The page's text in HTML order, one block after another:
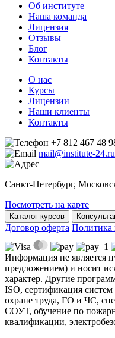
Об институте
Наша команда
Лицензия
Отзывы
Блог
Контакты
О нас
Курсы
Лицензии
Наши клиенты
Контакты
+7 812 467 48
mail@institute-24.ru
Санкт-Петербург,
Посмотреть на карте
Каталог курсов
Договор оферта Политика
Информация не является
предложением) и носит
характер. Другие
ISO, сертификация
охране труда, ГО и ЧС,
СОУТ, обучение по
квалификации,